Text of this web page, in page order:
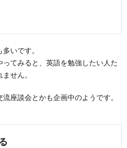
いです。
てみると、英語を勉強したい人た
せん。
座談会とかも企画中のようです。